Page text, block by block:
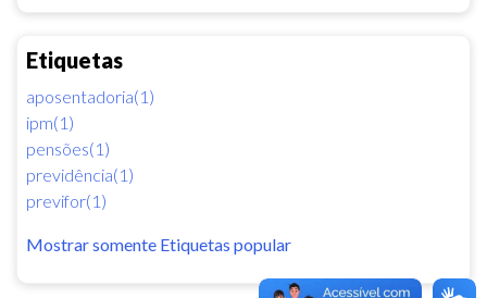
Etiquetas
aposentadoria(1)
ipm(1)
pensões(1)
previdência(1)
previfor(1)
Mostrar somente Etiquetas popular